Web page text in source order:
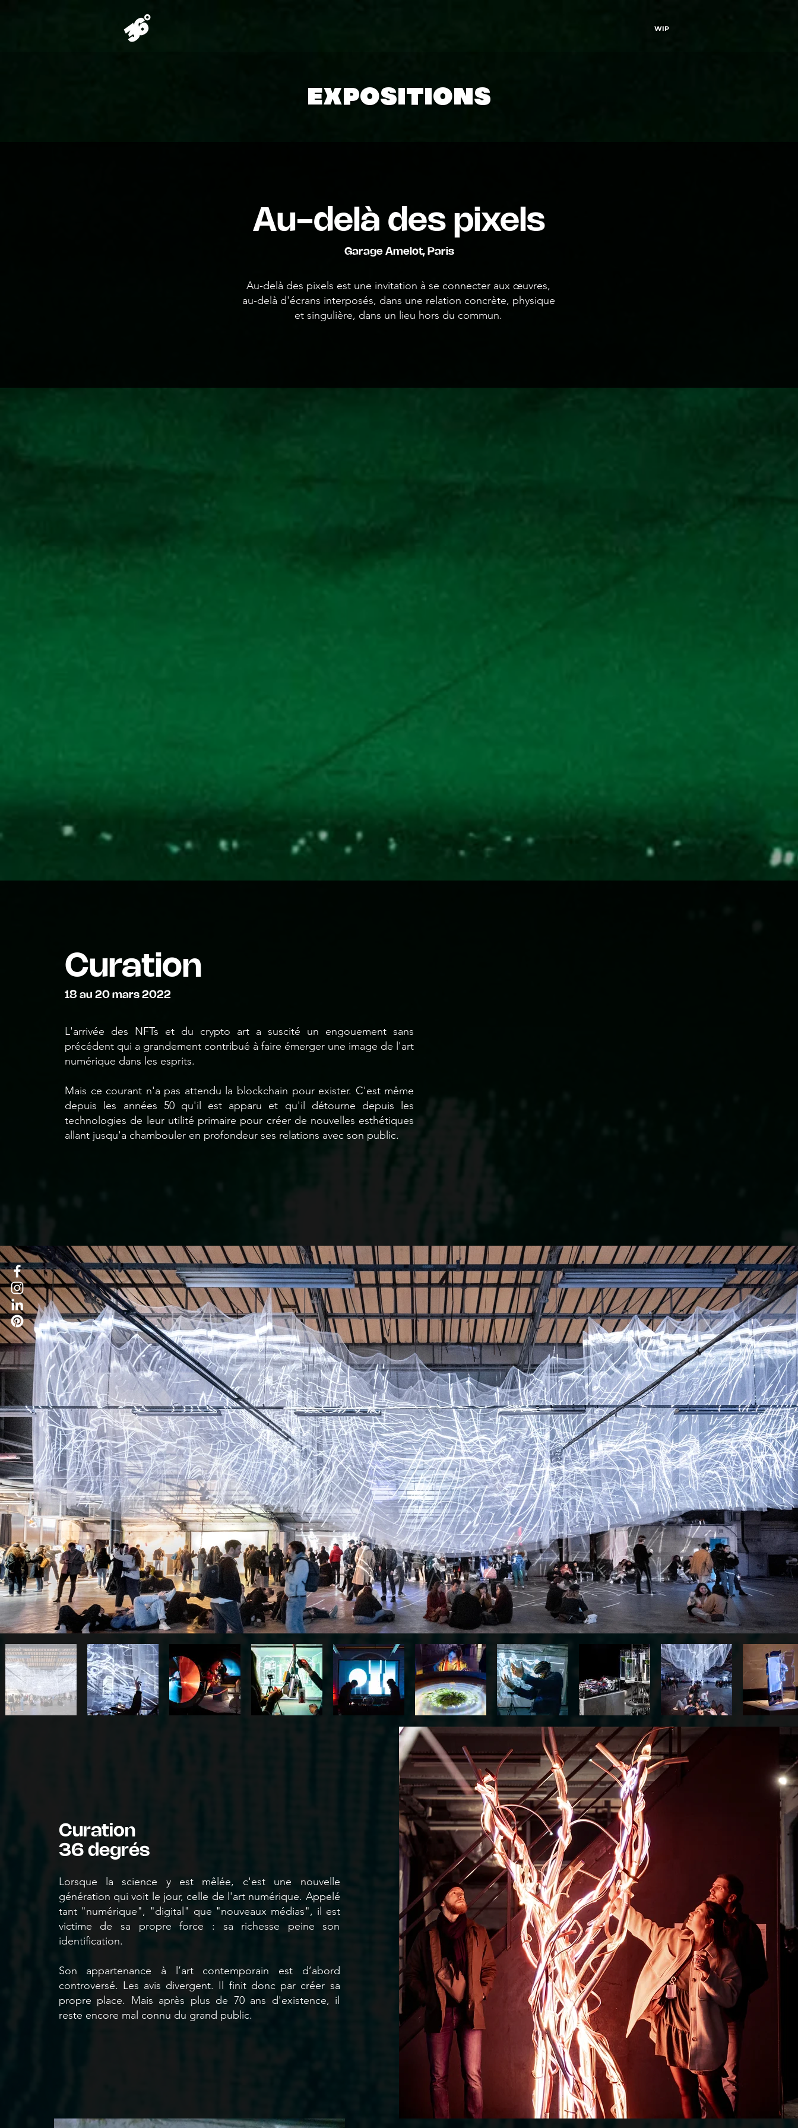
WIP
EXPOSITIONS
Au-delà des pixels
Garage Amelot, Paris
Au-delà des pixels est une invitation à se connecter aux œuvres,
au-delà d'écrans interposés, dans une relation concrète, physique
et singulière, dans un lieu hors du commun.
Curation
18 au 20 mars 2022
L'arrivée des NFTs et du crypto art a suscité un engouement sans
précédent qui a grandement contribué à faire émerger une image de l'art
numérique dans les esprits.
Mais ce courant n'a pas attendu la blockchain pour exister. C'est même
depuis les années 50 qu'il est apparu et qu'il détourne depuis les
technologies de leur utilité primaire pour créer de nouvelles esthétiques
allant jusqu'a chambouler en profondeur ses relations avec son public.
Curation
36 degrés
Lorsque la science y est mêlée, c'est une nouvelle
génération qui voit le jour, celle de l'art numérique. Appelé
tant "numérique", "digital" que "nouveaux médias", il est
victime de sa propre force : sa richesse peine son
identification.
Son appartenance à l’art contemporain est d’abord
controversé. Les avis divergent. Il finit donc par créer sa
propre place. Mais après plus de 70 ans d'existence, il
reste encore mal connu du grand public.